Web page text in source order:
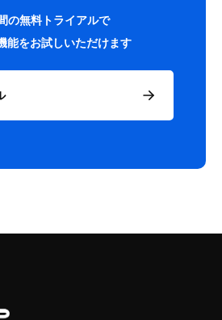
の無料トライアルで
能をお試しいただけます